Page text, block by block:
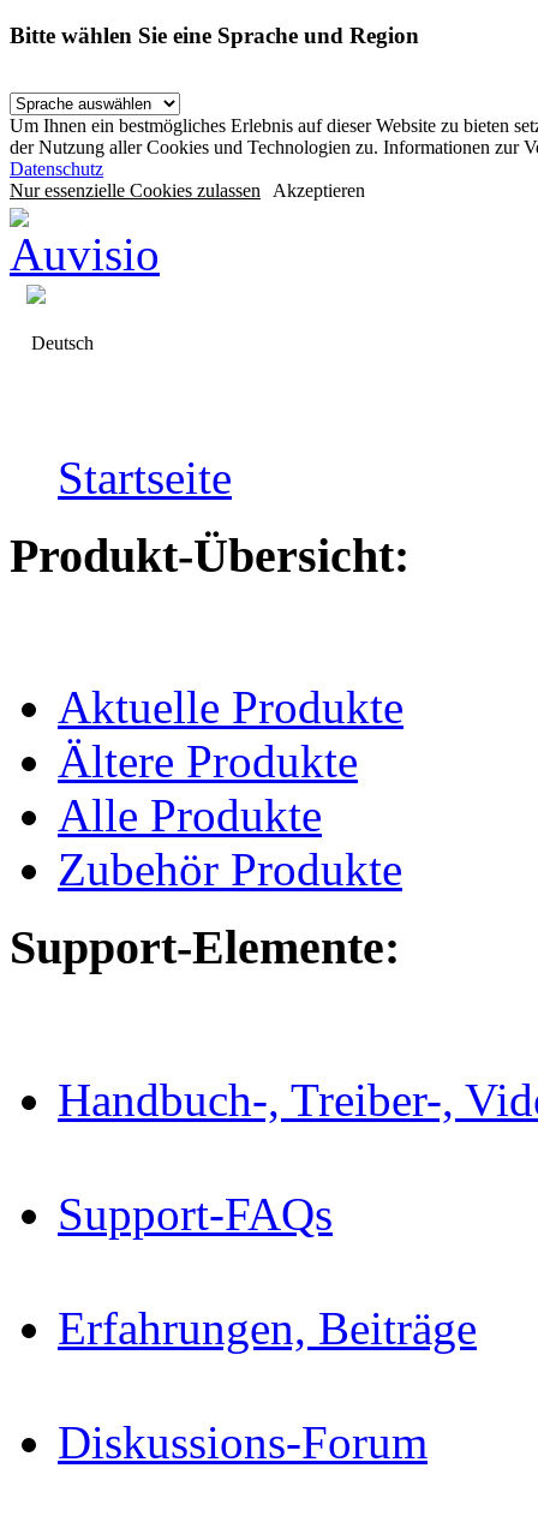
Bitte wählen Sie eine Sprache und Region
Um Ihnen ein bestmögliches Erlebnis auf dieser Website zu bieten
der Nutzung aller Cookies und Technologien zu. Informationen zur
Datenschutz
Nur essenzielle Cookies zulassen Akzeptieren
Deutsch
Startseite
Produkt-Übersicht:
Aktuelle Produkte
Ältere Produkte
Alle Produkte
Zubehör Produkte
Support-Elemente:
Handbuch-, Treiber-,
Support-FAQs
Erfahrungen, Beiträge
Diskussions-Forum